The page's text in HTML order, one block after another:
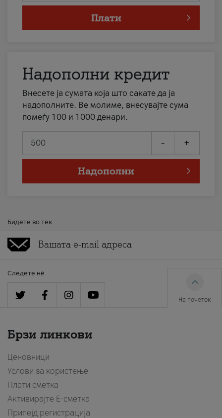
Плати
Надополни кредит
Внесете ја сумата која што сакате да ја
надополните. Ве молиме, внесувајте сума
помеѓу 100 и 1000 денари.
- +
Надополни
Бидете во тек
Следете нè
На почеток
Брзи линкови
Ценовници
Услови за користење
Плати сметка
Активирајте Е-сметка
Припејд регистрација